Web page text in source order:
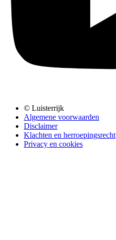
© Luisterrijk
Algemene voorwaarden
Disclaimer
Klachten en herroepingsrecht
Privacy en cookies